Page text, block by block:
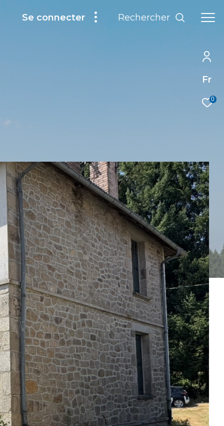
Fr
0
Se connecter Rechercher